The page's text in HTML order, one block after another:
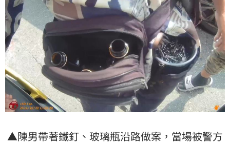
▲陳男帶著鐵釘、玻璃瓶沿路做案，當場被警方